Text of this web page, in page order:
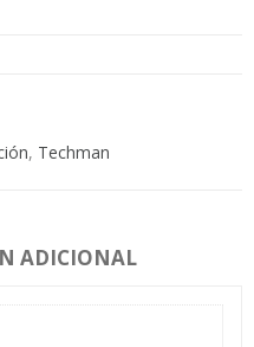
, Techman
ADICIONAL